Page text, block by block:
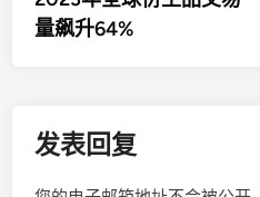
导
航
量飙升64%
发表回复